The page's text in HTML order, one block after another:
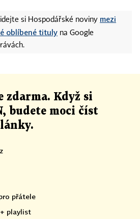
si Hospodářské noviny mezi
oblíbené tituly na Google
zdarma. Když si
budete moci číst
.
přátele
playlist